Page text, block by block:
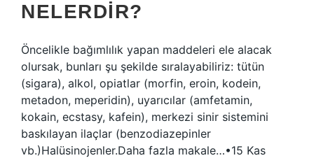
NELERDIR?
Öncelikle bağımlılık yapan maddeleri ele alacak
olursak, bunları şu şekilde sıralayabiliriz: tütün
(sigara), alkol, opiatlar (morfin, eroin, kodein,
metadon, meperidin), uyarıcılar (amfetamin,
kokain, ecstasy, kafein), merkezi sinir sistemini
baskılayan ilaçlar (benzodiazepinler
vb.)Halüsinojenler.Daha fazla makale…•15 Kas